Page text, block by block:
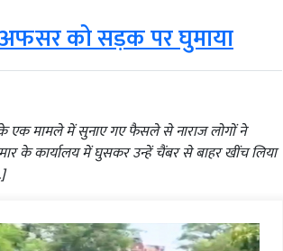
को सड़क पर घुमाया
के एक मामले में सुनाए गए फैसले से नाराज लोगों ने
के कार्यालय में घुसकर उन्हें चैंबर से बाहर खींच लिया